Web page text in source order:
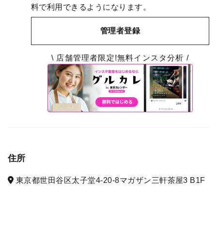
料で利用できるようになります。
管理者登録
\ 店舗管理者限定!無料インスタ分析 /
住所
東京都世田谷区太子堂4-20-8マガザン三軒茶屋3 B1F